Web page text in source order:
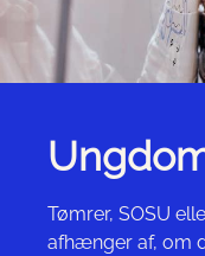
Tømrer, SOSU
afhænger af, om